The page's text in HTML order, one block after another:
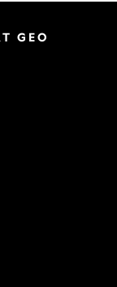
GEO